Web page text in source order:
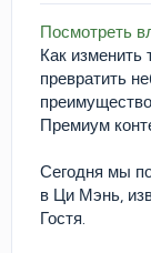
Посмотреть
Как изменить
превратить
преимущество
Премиум
Сегодня мы
в Ци Мэнь,
Гостя.